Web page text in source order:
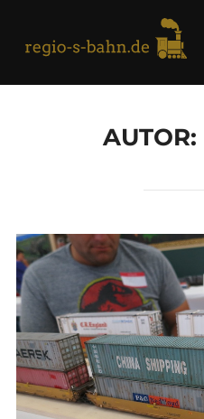
content
AUTOR: